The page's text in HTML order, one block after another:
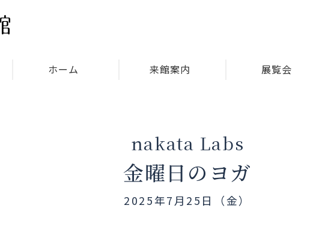
ホーム 来館案内 展覧会
nakata Labs
金曜日のヨガ
2025年7月25日（金）